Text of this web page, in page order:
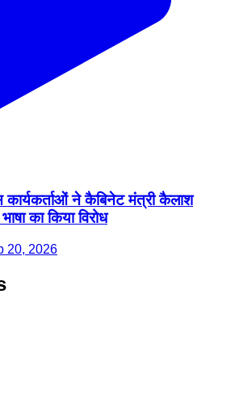
कार्यकर्ताओं ने कैबिनेट मंत्री कैलाश
का किया विरोध
20, 2026